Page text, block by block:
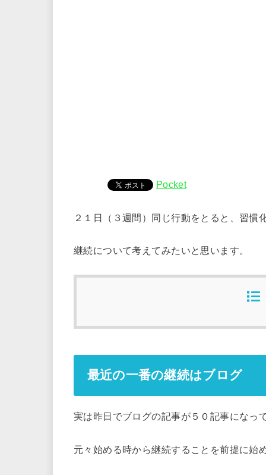
Pocket
２１日（３週間）同じ行動をとると、習慣
継続について考えてみたいと思います。
最近の一番の継続はブログ
実は昨日でブログの記事が５０記事になっ
元々始める時から継続することを前提に始